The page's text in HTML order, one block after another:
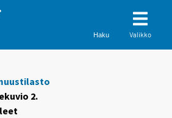
Haku Valikko
2.